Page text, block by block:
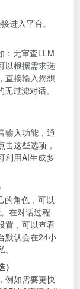
进入平台。
：无审查LLM
以根据需求选
直接输入您想
过滤对话。
输入功能，通
这些选项，
利用AI生成多
的角色，可以
在对话过程
置，可以查看
默认会在24小
例如需要更快